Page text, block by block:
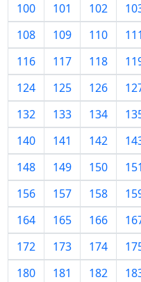
100
101 102
108
109 110 111
116
117 118
124
125 126
132
133 134
140
141 142
148
149 150 151
156
157 158
164
165 166
172
173 174
180
181 182